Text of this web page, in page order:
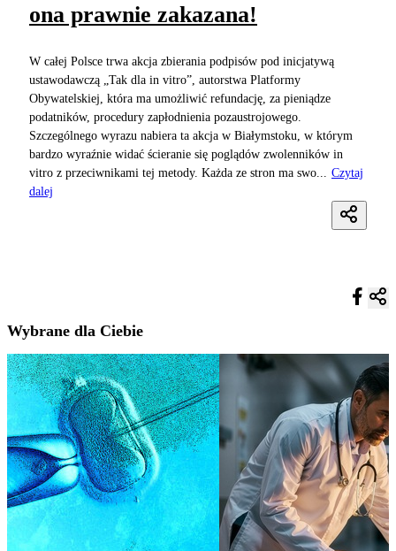
ona prawnie zakazana!
W całej Polsce trwa akcja zbierania podpisów pod inicjatywą
ustawodawczą „Tak dla in vitro”, autorstwa Platformy
Obywatelskiej, która ma umożliwić refundację, za pieniądze
podatników, procedury zapłodnienia pozaustrojowego.
Szczególnego wyrazu nabiera ta akcja w Białymstoku, w którym
bardzo wyraźnie widać ścieranie się poglądów zwolenników in
vitro z przeciwnikami tej metody. Każda ze stron ma swo...
Czytaj
dalej
Wybrane dla Ciebie